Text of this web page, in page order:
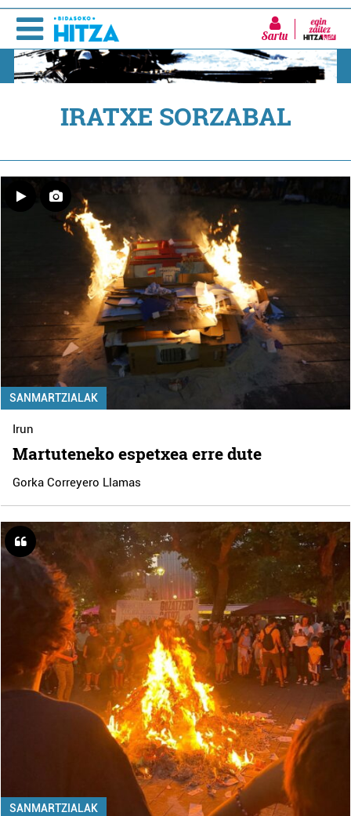
Sartu
IRATXE SORZABAL
SANMARTZIALAK
Irun
Martuteneko espetxea erre dute
Gorka Correyero Llamas
SANMARTZIALAK